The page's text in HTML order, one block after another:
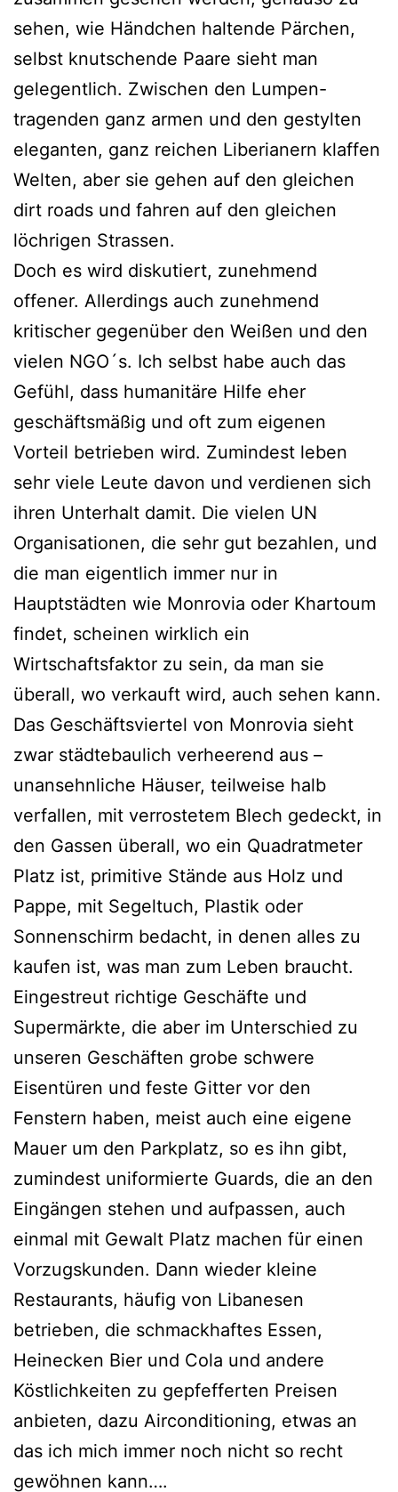
sehen, wie Händchen haltende Pärchen,
selbst knutschende Paare sieht man
gelegentlich. Zwischen den Lumpen-
tragenden ganz armen und den gestylten
eleganten, ganz reichen Liberianern klaffen
Welten, aber sie gehen auf den gleichen
dirt roads und fahren auf den gleichen
löchrigen Strassen.
Doch es wird diskutiert, zunehmend
offener. Allerdings auch zunehmend
kritischer gegenüber den Weißen und den
vielen NGO´s. Ich selbst habe auch das
Gefühl, dass humanitäre Hilfe eher
geschäftsmäßig und oft zum eigenen
Vorteil betrieben wird. Zumindest leben
sehr viele Leute davon und verdienen sich
ihren Unterhalt damit. Die vielen UN
Organisationen, die sehr gut bezahlen, und
die man eigentlich immer nur in
Hauptstädten wie Monrovia oder Khartoum
findet, scheinen wirklich ein
Wirtschaftsfaktor zu sein, da man sie
überall, wo verkauft wird, auch sehen kann.
Das Geschäftsviertel von Monrovia sieht
zwar städtebaulich verheerend aus –
unansehnliche Häuser, teilweise halb
verfallen, mit verrostetem Blech gedeckt, in
den Gassen überall, wo ein Quadratmeter
Platz ist, primitive Stände aus Holz und
Pappe, mit Segeltuch, Plastik oder
Sonnenschirm bedacht, in denen alles zu
kaufen ist, was man zum Leben braucht.
Eingestreut richtige Geschäfte und
Supermärkte, die aber im Unterschied zu
unseren Geschäften grobe schwere
Eisentüren und feste Gitter vor den
Fenstern haben, meist auch eine eigene
Mauer um den Parkplatz, so es ihn gibt,
zumindest uniformierte Guards, die an den
Eingängen stehen und aufpassen, auch
einmal mit Gewalt Platz machen für einen
Vorzugskunden. Dann wieder kleine
Restaurants, häufig von Libanesen
betrieben, die schmackhaftes Essen,
Heinecken Bier und Cola und andere
Köstlichkeiten zu gepfefferten Preisen
anbieten, dazu Airconditioning, etwas an
das ich mich immer noch nicht so recht
gewöhnen kann….